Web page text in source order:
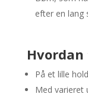
efter en lang
På et lille
Med varieret